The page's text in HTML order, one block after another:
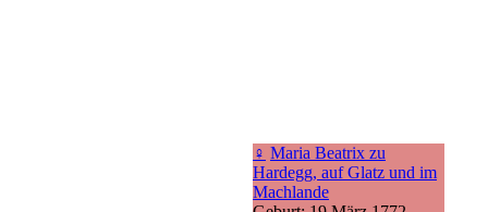
♀ Maria Beatrix zu
Hardegg, auf Glatz und im
Machlande